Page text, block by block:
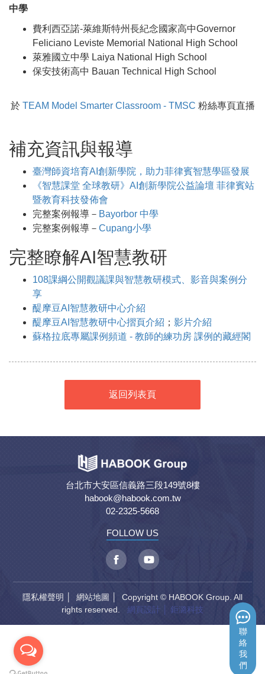
中學
費利西亞諾-萊維斯特州長紀念國家高中Governor
Feliciano Leviste Memorial National High School
萊雅國立中學 Laiya National High School
保安技術高中 Bauan Technical High School
於 TEAM Model Smarter Classroom - TMSC 粉絲專頁直播
補充資訊與報導
臺灣師資培育AI創新學院，助力菲律賓智慧學區發展
《智慧課堂 全球教研》AI創新學院公益論壇 菲律賓站
暨教育科技發佈會
完整案例報導－ Bayorbor 中學
完整案例報導－ Cupang小學
完整瞭解AI智慧教研
108課綱公開觀議課與智慧教研模式、影音與案例分
享
醍摩豆AI智慧教研中心介紹
醍摩豆AI智慧教研中心摺頁介紹 ； 影片介紹
蘇格拉底專屬課例頻道 - 教師的練功房 課例的藏經閣
返回列表頁
聯
絡
我
們
台北市大安區信義路三段149號8樓
habook@habook.com.tw
02-2325-5668
FOLLOW US
隱私權聲明 網站地圖
│ Copyright © HABOOK Group. All
rights reserved. 網頁設計 │ 鉅潞科技